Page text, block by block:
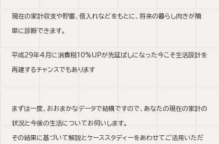
現在の家計収支や貯蓄、借入れなどをもとに、将来の暮らし向きが簡
単に診断できます。
平成29年4月に消費税10%UPが先延ばしになった今こそ生活設計を
再建するチャンスでもあります
まずは一度、おおまかなデータで結構ですので、あなたの現在の家計の
状況と今後の生活についてお伺いします。
その結果に基づいて解説とケーススタディーをあわせてご活用いただ